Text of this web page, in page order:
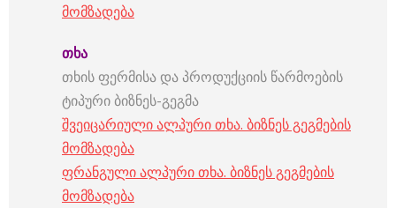
მომზადება
თხა
თხის ფერმისა და პროდუქციის წარმოების
ტიპური ბიზნეს-გეგმა
შვეიცარიული ალპური თხა. ბიზნეს გეგმების
მომზადება
ფრანგული ალპური თხა. ბიზნეს გეგმების
მომზადება